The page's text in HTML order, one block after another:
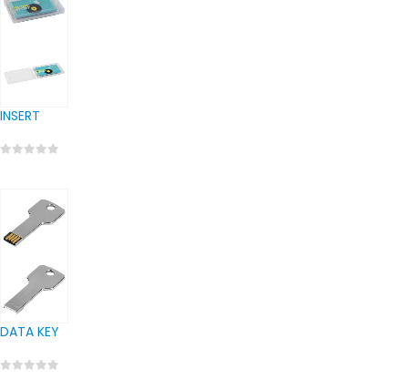
INSERT
DATA KEY